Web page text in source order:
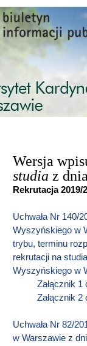
Przejdź do treści
Wersja
studia z dnia
Rekrutacja 2019/
Uchwała Nr 140/
Wyszyńskiego w
trybu, terminu
rekrutacji na
Wyszyńskiego w
Załącznik 1
Załącznik 2
Uchwała Nr 82/
w Warszawie z